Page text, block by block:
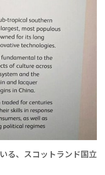
る、スコットランド国立